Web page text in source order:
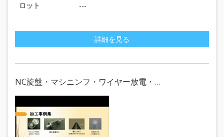
ロット
---
詳細を見る
NC旋盤・マシニンフ・ワイヤー放電・…